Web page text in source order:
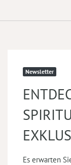
Newsletter
Es erwarten